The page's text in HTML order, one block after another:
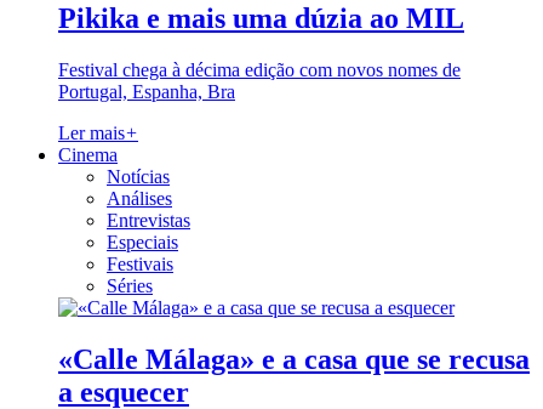
Pikika e mais uma dúzia ao MIL
Festival chega à décima edição com novos nomes de
Portugal, Espanha, Bra
Ler mais+
Cinema
Notícias
Análises
Entrevistas
Especiais
Festivais
Séries
«Calle Málaga» e a casa que se recusa
a esquecer